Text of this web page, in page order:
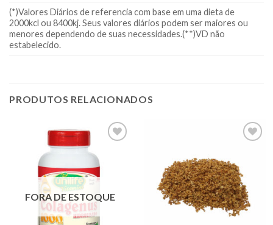
(*)Valores Diários de referencia com base em uma dieta de
2000kcl ou 8400kj. Seus valores diários podem ser maiores ou
menores dependendo de suas necessidades.(**)VD não
estabelecido.
PRODUTOS RELACIONADOS
FORA DE ESTOQUE